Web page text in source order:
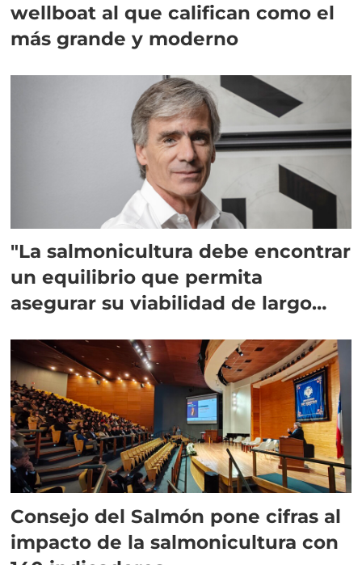
wellboat al que califican como el
más grande y moderno
"La salmonicultura debe encontrar
un equilibrio que permita
asegurar su viabilidad de largo
Consejo del Salmón pone cifras al
impacto de la salmonicultura con